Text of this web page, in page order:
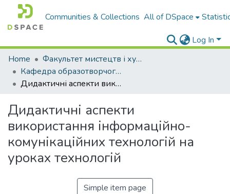
Communities & Collections All of DSpace
Log In
Home
Факультет мистецтв і художньо-освітніх технологій
Кафедра образотворчого, декоративного мистецтва, технологій і безпеки життєдіяльності
Дидактичні аспекти використання інформаційно-комунікаційних технологій на уроках технологій
Дидактичні аспекти
використання інформаційно-
комунікаційних технологій на
уроках технологій
Simple item page